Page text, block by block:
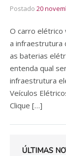
Postado 20
O carro elétrico
a infraestrutura
as baterias
entenda qual
infraestrutura
Veículos
Clique […]
ÚLTIMAS